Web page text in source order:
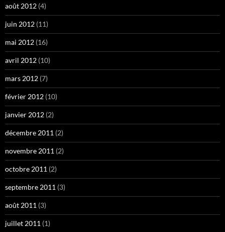
août 2012 (4)
juin 2012 (11)
mai 2012 (16)
avril 2012 (10)
mars 2012 (7)
février 2012 (10)
janvier 2012 (2)
décembre 2011 (2)
novembre 2011 (2)
octobre 2011 (2)
septembre 2011 (3)
août 2011 (3)
juillet 2011 (1)